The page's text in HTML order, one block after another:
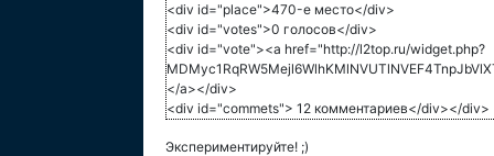
<div id="place">470-е место</div>
<div id="votes">0 голосов</div>
<div id="vote"><a href="http://l2top.ru/widget.php?
</a></div>
<div id="commets"> 12 комментариев</div></div>
Экспериментируйте! ;)